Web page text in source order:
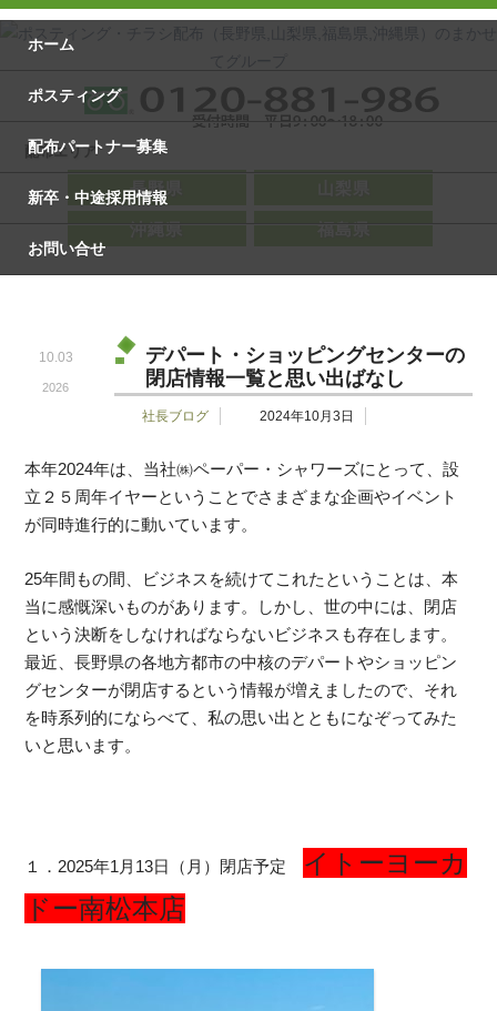
配布エリア
長野県
ホーム
ポスティング
配布パートナー募集
新卒・中途採用情報
お問い合せ
デパート・ショッピングセンターの
閉店情報一覧と思い出ばなし
社長ブログ 2024年10月3日
2026
10.03
本年2024年は、当社㈱ペーパー・シャワーズにとって、設
立２５周年イヤーということでさまざまな企画やイベント
が同時進行的に動いています。
25年間もの間、ビジネスを続けてこれたということは、本
当に感慨深いものがあります。しかし、世の中には、閉店
という決断をしなければならないビジネスも存在します。
最近、長野県の各地方都市の中核のデパートやショッピン
グセンターが閉店するという情報が増えましたので、それ
を時系列的にならべて、私の思い出とともになぞってみた
いと思います。
１．2025年1月13日（月）閉店予定 イトーヨーカ
ドー南松本店